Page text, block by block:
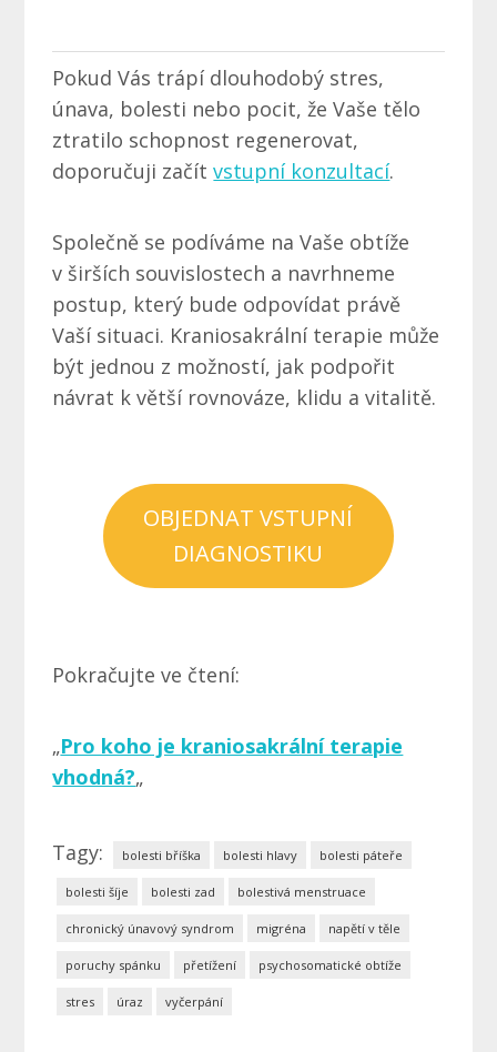
Pokud Vás trápí dlouhodobý stres,
únava, bolesti nebo pocit, že Vaše tělo
ztratilo schopnost regenerovat,
doporučuji začítvstupní konzultací.
Společně se podíváme na Vaše obtíže
v širších souvislostech a navrhneme
postup, který bude odpovídat právě
Vaší situaci. Kraniosakrální terapie může
být jednou z možností, jak podpořit
návrat k větší rovnováze, klidu a vitalitě.
OBJEDNAT VSTUPNÍ
DIAGNOSTIKU
Pokračujte ve čtení:
„Pro koho je kraniosakrální terapie
vhodná?„
Tagy: bolesti bříška bolesti hlavy bolesti páteře
bolesti šíje bolesti zad bolestivá menstruace
chronický únavový syndrom migréna napětí v těle
poruchy spánku přetížení psychosomatické obtíže
stres úraz vyčerpání